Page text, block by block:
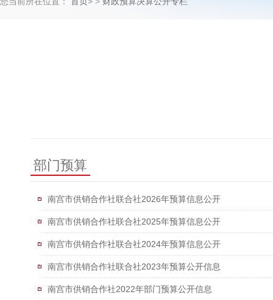
部门预算
南宫市供销合作社联合社2026年预算信息公开
南宫市供销合作社联合社2025年预算信息公开
南宫市供销合作社联合社2024年预算信息公开
南宫市供销合作社联合社2023年预算公开信息
南宫市供销合作社2022年部门预算公开信息